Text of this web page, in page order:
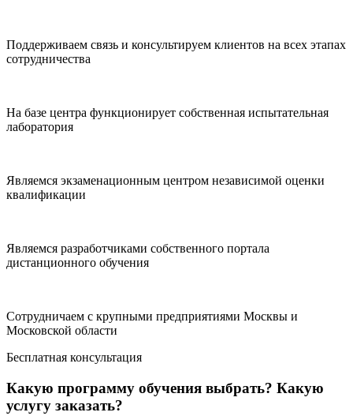
Поддерживаем связь и консультируем клиентов на всех этапах
сотрудничества
На базе центра функционирует собственная испытательная
лаборатория
Являемся экзаменационным центром независимой оценки
квалификации
Являемся разработчиками собственного портала
дистанционного обучения
Сотрудничаем с крупными предприятиями Москвы и
Московской области
Бесплатная консультация
Какую программу обучения выбрать? Какую
услугу заказать?